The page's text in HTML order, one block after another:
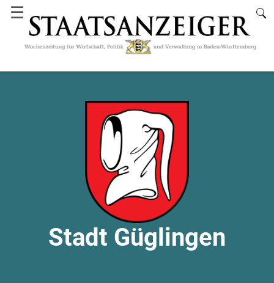
☰
Stadt Güglingen